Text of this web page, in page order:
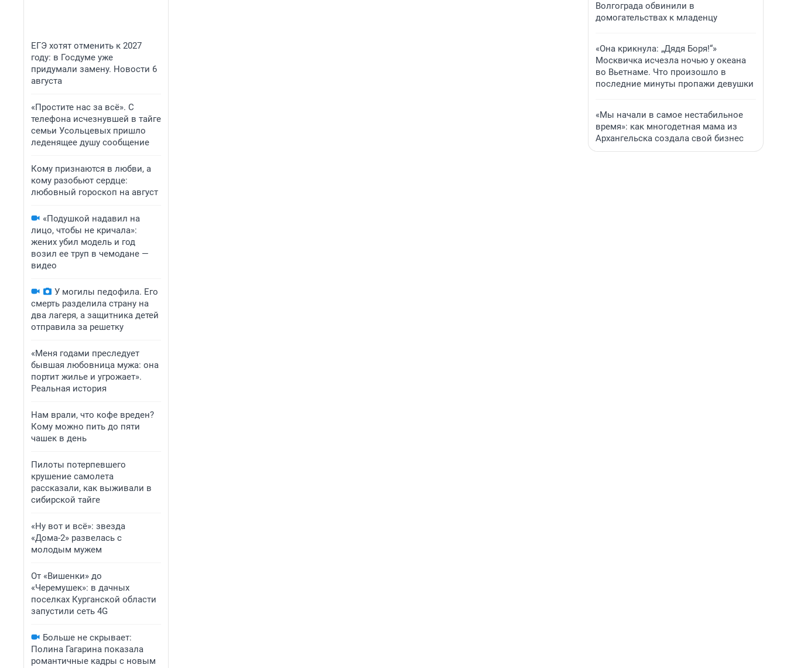
ЕГЭ хотят отменить к 2027
году: в Госдуме уже
придумали замену. Новости 6
августа
«Простите нас за всё». С
телефона исчезнувшей в тайге
семьи Усольцевых пришло
леденящее душу сообщение
Кому признаются в любви, а
кому разобьют сердце:
любовный гороскоп на август
«Подушкой надавил на
лицо, чтобы не кричала»:
жених убил модель и год
возил ее труп в чемодане —
видео
У могилы педофила. Его
смерть разделила страну на
два лагеря, а защитника детей
отправила за решетку
«Меня годами преследует
бывшая любовница мужа: она
портит жилье и угрожает».
Реальная история
Нам врали, что кофе вреден?
Кому можно пить до пяти
чашек в день
Пилоты потерпевшего
крушение самолета
рассказали, как выживали в
сибирской тайге
«Ну вот и всё»: звезда
«Дома-2» развелась с
молодым мужем
От «Вишенки» до
«Черемушек»: в дачных
поселках Курганской области
запустили сеть 4G
Больше не скрывает:
Полина Гагарина показала
романтичные кадры с новым
Волгограда обвинили в
домогательствах к младенцу
«Она крикнула: „Дядя Боря!“»
Москвичка исчезла ночью у океана
во Вьетнаме. Что произошло в
последние минуты пропажи девушки
«Мы начали в самое нестабильное
время»: как многодетная мама из
Архангельска создала свой бизнес